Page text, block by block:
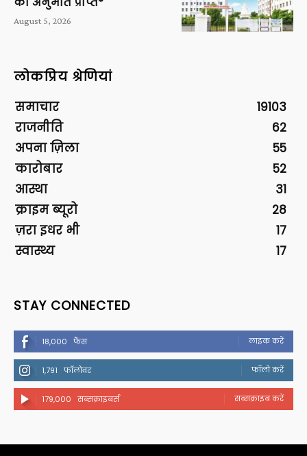
August 5, 2026
लोकप्रिय श्रेणियां
समाचार
19103
राजनीति
62
अपना ज़िला
55
कारोबार
52
आस्था
31
क्राइम ब्यूरो
28
ज़रा इधर भी
17
स्वास्थ्य
17
STAY CONNECTED
18,000 फैंस लाइक करें
1,791 फॉलोवर फॉलो करें
179,000 सब्सक्राइबर्स सब्सक्राइब करें